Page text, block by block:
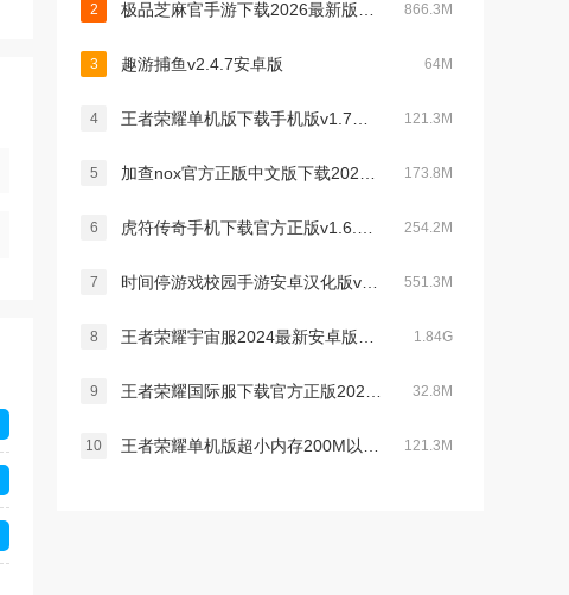
2 866.3M
3 趣游捕鱼v2.4.7安卓版 64M
4 121.3M
5 173.8M
6 254.2M
7 551.3M
8 1.84G
9 32.8M
10 121.3M